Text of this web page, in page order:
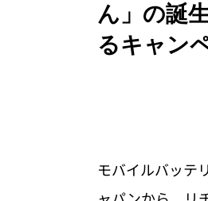
ん」の誕
るキャン
モバイルバッテ